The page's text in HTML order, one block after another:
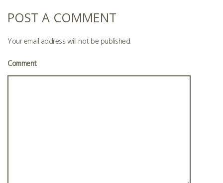
POST A COMMENT
Your email address will not be published.
Comment